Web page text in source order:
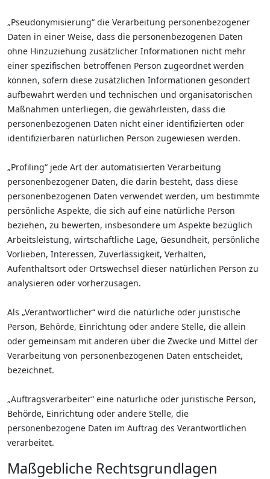
„Pseudonymisierung“ die Verarbeitung personenbezogener
Daten in einer Weise, dass die personenbezogenen Daten
ohne Hinzuziehung zusätzlicher Informationen nicht mehr
einer spezifischen betroffenen Person zugeordnet werden
können, sofern diese zusätzlichen Informationen gesondert
aufbewahrt werden und technischen und organisatorischen
Maßnahmen unterliegen, die gewährleisten, dass die
personenbezogenen Daten nicht einer identifizierten oder
identifizierbaren natürlichen Person zugewiesen werden.
„Profiling“ jede Art der automatisierten Verarbeitung
personenbezogener Daten, die darin besteht, dass diese
personenbezogenen Daten verwendet werden, um bestimmte
persönliche Aspekte, die sich auf eine natürliche Person
beziehen, zu bewerten, insbesondere um Aspekte bezüglich
Arbeitsleistung, wirtschaftliche Lage, Gesundheit, persönliche
Vorlieben, Interessen, Zuverlässigkeit, Verhalten,
Aufenthaltsort oder Ortswechsel dieser natürlichen Person zu
analysieren oder vorherzusagen.
Als „Verantwortlicher“ wird die natürliche oder juristische
Person, Behörde, Einrichtung oder andere Stelle, die allein
oder gemeinsam mit anderen über die Zwecke und Mittel der
Verarbeitung von personenbezogenen Daten entscheidet,
bezeichnet.
„Auftragsverarbeiter“ eine natürliche oder juristische Person,
Behörde, Einrichtung oder andere Stelle, die
personenbezogene Daten im Auftrag des Verantwortlichen
verarbeitet.
Maßgebliche Rechtsgrundlagen